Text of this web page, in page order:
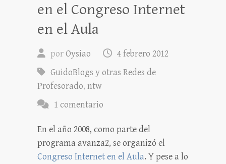
en el Congreso Internet
en el Aula
porOysiao
4 febrero 2012
GuidoBlogs y otras Redes de
Profesorado, ntw
1 comentario
En el año 2008, como parte del
programa avanza2, se organizó el
Congreso Internet en el Aula. Y pese a lo